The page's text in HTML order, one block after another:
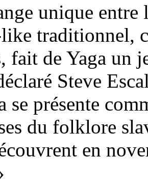
unique entre
traditionnel,
fait de Yaga un
Steve
se présente
du folklore
en